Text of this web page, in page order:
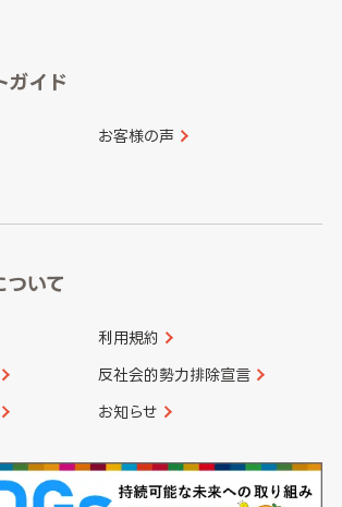
愛媛県
宮崎県
ガイド
お客様の声
ついて
利用規約
反社会的勢力排除宣言
お知らせ